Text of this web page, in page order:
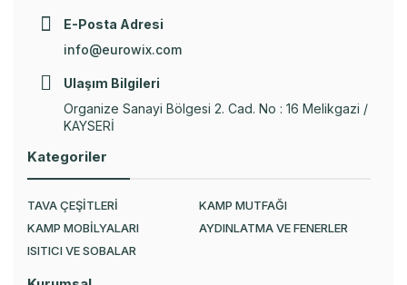
E-Posta Adresi
info@eurowix.com
Ulaşım Bilgileri
Organize Sanayi Bölgesi 2. Cad. No : 16 Melikgazi /
KAYSERİ
Kategoriler
TAVA ÇEŞİTLERİ
KAMP MUTFAĞI
KAMP MOBİLYALARI
AYDINLATMA VE FENERLER
ISITICI VE SOBALAR